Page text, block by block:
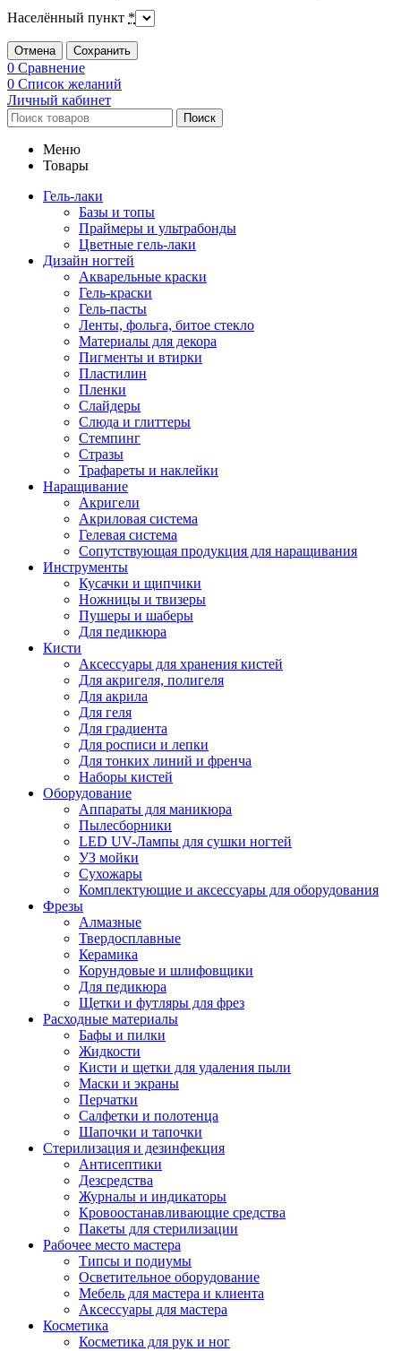
Населённый пункт *
Отмена Сохранить
0 Сравнение
0 Список желаний
Личный кабинет
Поиск
Меню
Товары
Гель-лаки
Базы и топы
Праймеры и ультрабонды
Цветные гель-лаки
Дизайн ногтей
Акварельные краски
Гель-краски
Гель-пасты
Ленты, фольга, битое стекло
Материалы для декора
Пигменты и втирки
Пластилин
Пленки
Слайдеры
Слюда и глиттеры
Стемпинг
Стразы
Трафареты и наклейки
Наращивание
Акригели
Акриловая система
Гелевая система
Сопутствующая продукция для наращивания
Инструменты
Кусачки и щипчики
Ножницы и твизеры
Пушеры и шаберы
Для педикюра
Кисти
Аксессуары для хранения кистей
Для акригеля, полигеля
Для акрила
Для геля
Для градиента
Для росписи и лепки
Для тонких линий и френча
Наборы кистей
Оборудование
Аппараты для маникюра
Пылесборники
LED UV-Лампы для сушки ногтей
УЗ мойки
Сухожары
Комплектующие и аксессуары для оборудования
Фрезы
Алмазные
Твердосплавные
Керамика
Корундовые и шлифовщики
Для педикюра
Щетки и футляры для фрез
Расходные материалы
Бафы и пилки
Жидкости
Кисти и щетки для удаления пыли
Маски и экраны
Перчатки
Салфетки и полотенца
Шапочки и тапочки
Стерилизация и дезинфекция
Антисептики
Дезсредства
Журналы и индикаторы
Кровоостанавливающие средства
Пакеты для стерилизации
Рабочее место мастера
Типсы и подиумы
Осветительное оборудование
Мебель для мастера и клиента
Аксессуары для мастера
Косметика
Косметика для рук и ног